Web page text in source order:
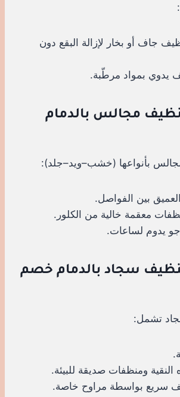
جاف أو بخار لإزالة البقع دون
يدوي بمواد مرطّبة.
تنظيف مجالس بالدمام
بأنواعها (خشب–ويد–جلد):
العميق بين الفواصل.
معقمة خالية من الكلور.
يدوم لساعات.
تنظيف سجاد بالدمام خصم
تشمل:
النقية ومنظفات صديقة للبيئة.
سريع بواسطة مراوح خاصة.